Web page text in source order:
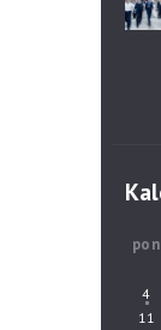
pon
4
11